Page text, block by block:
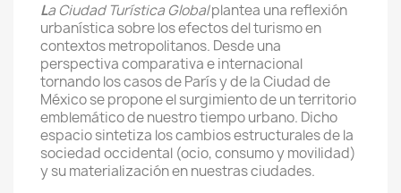
La Ciudad Turística Globalplantea una reflexión
urbanística sobre los efectos del turismo en
contextos metropolitanos. Desde una
perspectiva comparativa e internacional
tornando los casos de París y de la Ciudad de
México se propone el surgimiento de un territorio
emblemático de nuestro tiempo urbano. Dicho
espacio sintetiza los cambios estructurales de la
sociedad occidental (ocio, consumo y movilidad)
y su materialización en nuestras ciudades.